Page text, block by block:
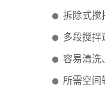
拆除式搅
多段搅拌
容易清洗
所需空间